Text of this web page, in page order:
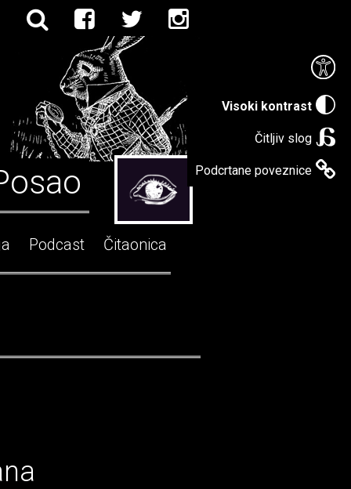
Visoki kontrast
Čitljiv slog
Podcrtane poveznice
Podcast Čitaonica